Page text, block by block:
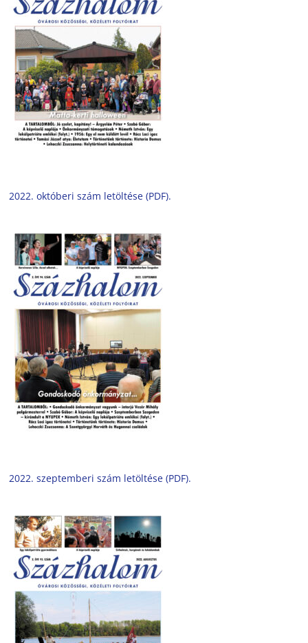
2022. októberi szám letöltése (PDF).
2022. szeptemberi szám letöltése (PDF).